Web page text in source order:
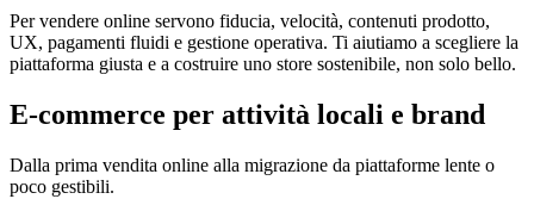
Per vendere online servono fiducia, velocità, contenuti prodotto,
UX, pagamenti fluidi e gestione operativa. Ti aiutiamo a scegliere la
piattaforma giusta e a costruire uno store sostenibile, non solo bello.
E-commerce per attività locali e brand
Dalla prima vendita online alla migrazione da piattaforme lente o
poco gestibili.